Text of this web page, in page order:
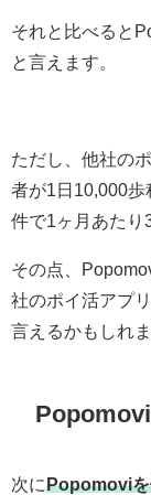
それと比べると
と言えます。
ただし、他社の
者が1日10,000歩
件で1ヶ月あたり
その点、
社のポイ活アプ
言えるかもしれま
次にPopomoviを